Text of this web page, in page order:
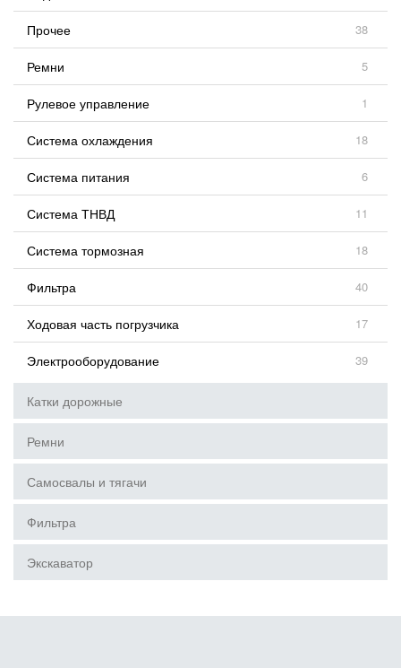
Прочее 38
Ремни 5
Рулевое управление 1
Система охлаждения 18
Система питания 6
Система ТНВД 11
Система тормозная 18
Фильтра 40
Ходовая часть погрузчика 17
Электрооборудование 39
Катки дорожные
Ремни
Самосвалы и тягачи
Фильтра
Экскаватор